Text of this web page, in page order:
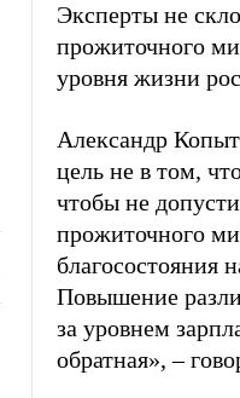
Эксперты не
прожиточного
уровня жизни
Александр
цель не в том,
чтобы не
прожиточного
благосостояния
Повышение
за уровнем
обратная», –